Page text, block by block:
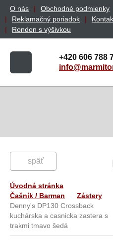
O nás Obchodné podmienky
Reklamačný poriadok
Rondon s výšivkou
+420 606 788
späť
Úvodná stránka
Čašník / Barman
Zástery
Denny's DP130 Crossback
kuchárska a casnicka zastera s
trakmi tmavo šedá